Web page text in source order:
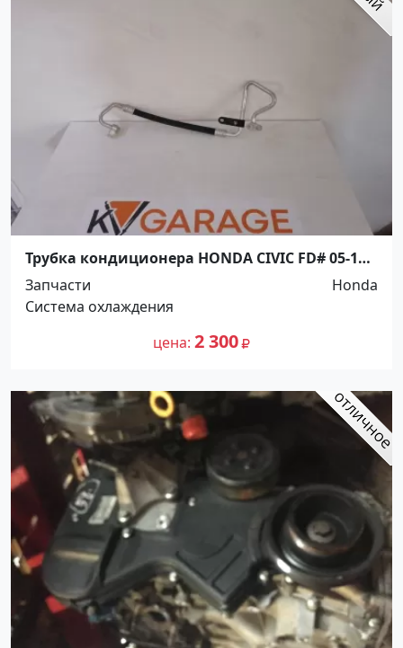
Трубка кондиционера HONDA CIVIC FD# 05-11
(от компрессора к радиатору) Краснодар
Запчасти
Honda
Система охлаждения
цена 2 300